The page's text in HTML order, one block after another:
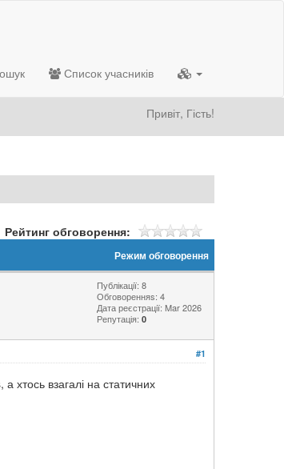
Список учасників
Привіт, Гість!
Рейтинг обговорення:
Режим обговорення
Публікації: 8
Обговоренняs: 4
Дата реєстрації: Mar 2026
Репутація: 0
#1
хтось взагалі на статичних